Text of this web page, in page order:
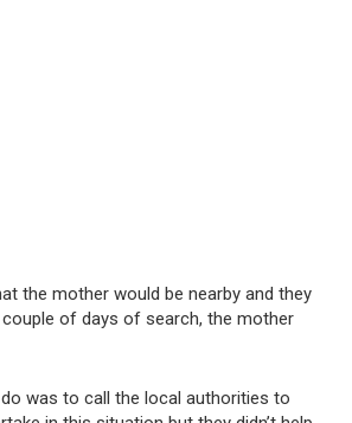
the mother would be nearby and they
of days of search, the mother
was to call the local authorities to